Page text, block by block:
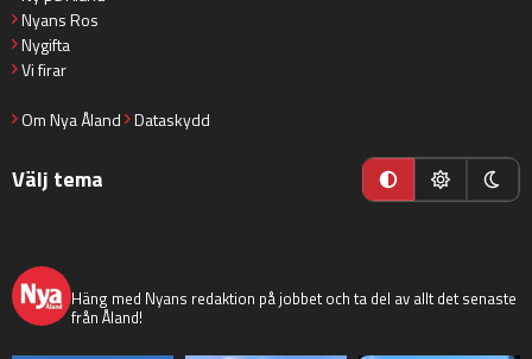
Nyans Ros
Nygifta
Vi firar
Om Nya Åland Dataskydd
Välj tema
Häng med Nyans redaktion på jobbet och ta del av allt det senaste
från Åland!